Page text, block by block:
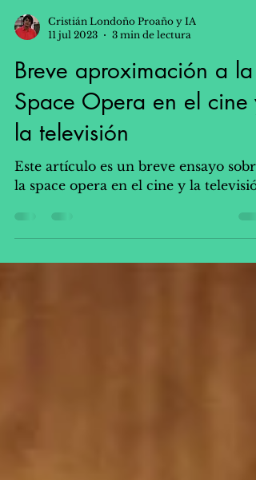
Cristián Londoño Proaño y IA
11 jul 2023
3 min de lectura
Breve aproximación a la
Space Opera en el cine y
la televisión
Este artículo es un breve ensayo sobre